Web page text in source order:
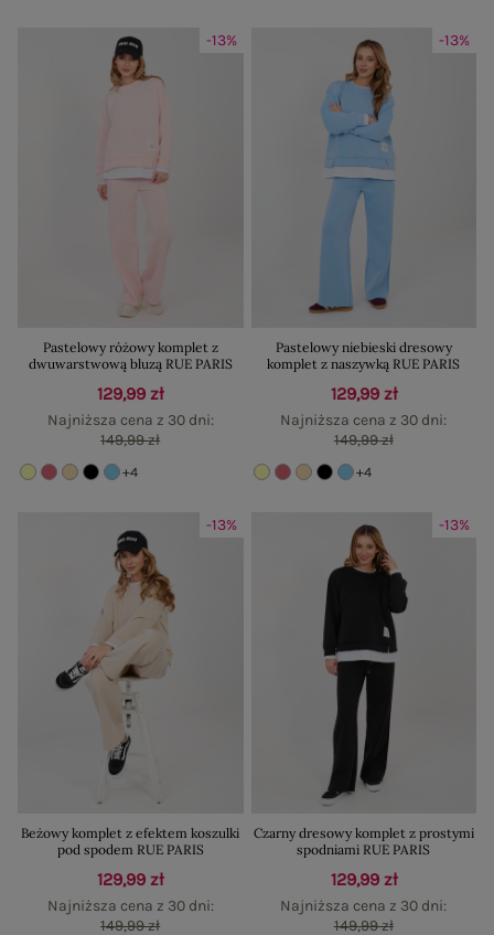
-13%
Pastelowy różowy komplet z
dwuwarstwową bluzą RUE PARIS
129,99 zł
Najniższa cena z 30 dni:
149,99 zł
+4
-13%
Pastelowy niebieski dresowy
komplet z naszywką RUE PARIS
129,99 zł
Najniższa cena z 30 dni:
149,99 zł
+4
-13%
Beżowy komplet z efektem koszulki
pod spodem RUE PARIS
129,99 zł
Najniższa cena z 30 dni:
149,99 zł
-13%
Czarny dresowy komplet z prostymi
spodniami RUE PARIS
129,99 zł
Najniższa cena z 30 dni:
149,99 zł